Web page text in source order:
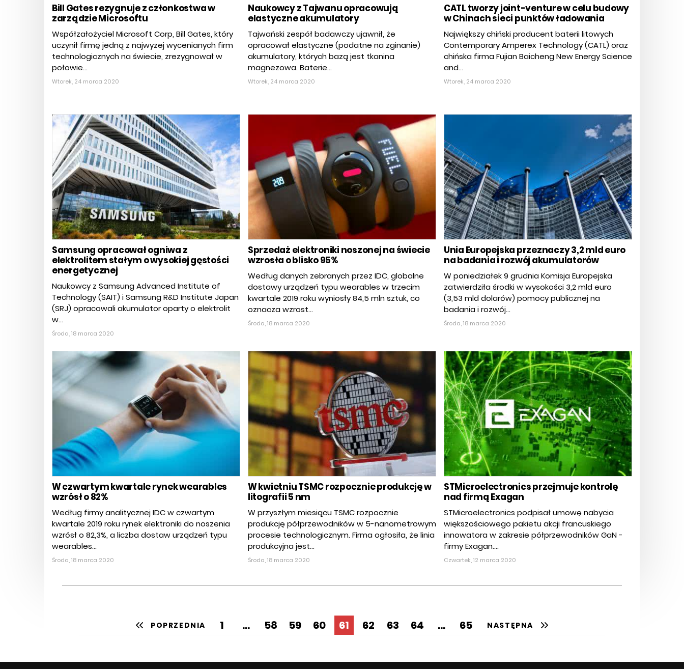
Bill Gates rezygnuje z członkostwa w
zarządzie Microsoftu
Współzałożyciel Microsoft Corp, Bill Gates, który
uczynił firmę jedną z najwyżej wycenianych firm
technologicznych na świecie, zrezygnował w
połowie...
Wtorek, 24 marca 2020
Naukowcy z Tajwanu opracowują
elastyczne akumulatory
Tajwański zespół badawczy ujawnił, że
opracował elastyczne (podatne na zginanie)
akumulatory, których bazą jest tkanina
magnezowa. Baterie...
Wtorek, 24 marca 2020
CATL tworzy joint-venture w celu budowy
w Chinach sieci punktów ładowania
Największy chiński producent baterii litowych
Contemporary Amperex Technology (CATL) oraz
chińska firma Fujian Baicheng New Energy Science
and...
Wtorek, 24 marca 2020
Samsung opracował ogniwa z
elektrolitem stałym o wysokiej gęstości
energetycznej
Naukowcy z Samsung Advanced Institute of
Technology (SAIT) i Samsung R&D Institute Japan
(SRJ) opracowali akumulator oparty o elektrolit
w...
Środa, 18 marca 2020
Sprzedaż elektroniki noszonej na świecie
wzrosła o blisko 95%
Według danych zebranych przez IDC, globalne
dostawy urządzeń typu wearables w trzecim
kwartale 2019 roku wyniosły 84,5 mln sztuk, co
oznacza wzrost...
Środa, 18 marca 2020
Unia Europejska przeznaczy 3,2 mld euro
na badania i rozwój akumulatorów
W poniedziałek 9 grudnia Komisja Europejska
zatwierdziła środki w wysokości 3,2 mld euro
(3,53 mld dolarów) pomocy publicznej na
badania i rozwój...
Środa, 18 marca 2020
W czwartym kwartale rynek wearables
wzrósł o 82%
Według firmy analitycznej IDC w czwartym
kwartale 2019 roku rynek elektroniki do noszenia
wzrósł o 82,3%, a liczba dostaw urządzeń typu
wearables...
Środa, 18 marca 2020
W kwietniu TSMC rozpocznie produkcję w
litografii 5 nm
W przyszłym miesiącu TSMC rozpocznie
produkcję półprzewodników w 5-nanometrowym
procesie technologicznym. Firma ogłosiła, że linia
produkcyjna jest...
Środa, 18 marca 2020
STMicroelectronics przejmuje kontrolę
nad firmą Exagan
STMicroelectronics podpisał umowę nabycia
większościowego pakietu akcji francuskiego
innowatora w zakresie półprzewodników GaN -
firmy Exagan....
Czwartek, 12 marca 2020
POPRZEDNIA 1 ... 58 59 60 61 62 63 64 ... 65 NASTĘPNA